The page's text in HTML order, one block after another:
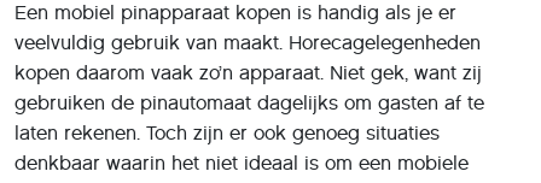
Een mobiel pinapparaat kopen is handig als je er
veelvuldig gebruik van maakt. Horecagelegenheden
kopen daarom vaak zo’n apparaat. Niet gek, want zij
gebruiken de pinautomaat dagelijks om gasten af te
laten rekenen. Toch zijn er ook genoeg situaties
denkbaar waarin het niet ideaal is om een mobiele